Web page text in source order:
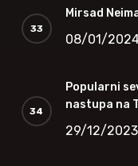
Mirsad
08/01/
Popularni
nastupa na
29/12/2023